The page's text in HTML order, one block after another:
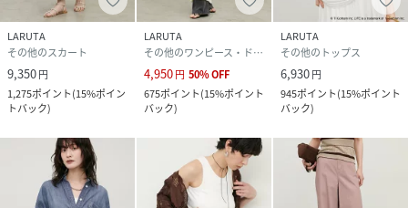
LARUTA
その他のスカート
9,350円
1,275ポイント(15%ポイン
トバック)
LARUTA
その他のワンピース・ドレス
4,950円 50%OFF
675ポイント(15%ポイント
バック)
LARUTA
その他のトップス
6,930円
945ポイント(15%ポイント
バック)